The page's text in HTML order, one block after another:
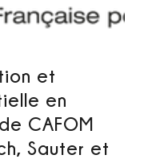
et
en
CAFOM
Sauter et